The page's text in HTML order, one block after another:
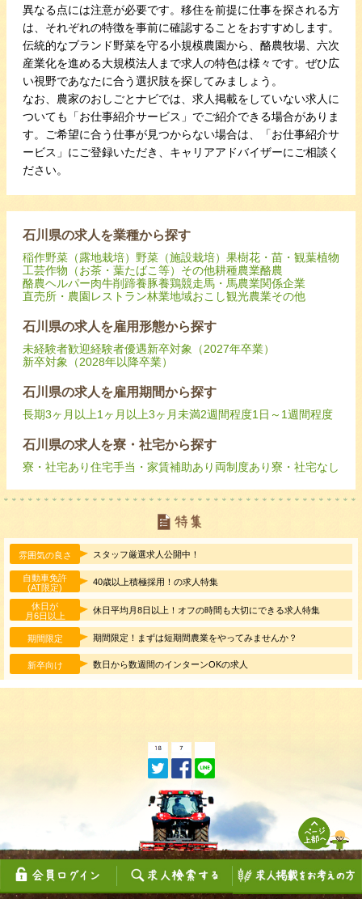
異なる点には注意が必要です。移住を前提に仕事を探される方
は、それぞれの特徴を事前に確認することをおすすめします。
伝統的なブランド野菜を守る小規模農園から、酪農牧場、六次
産業化を進める大規模法人まで求人の特色は様々です。ぜひ広
い視野であなたに合う選択肢を探してみましょう。
なお、農家のおしごとナビでは、求人掲載をしていない求人に
ついても「お仕事紹介サービス」でご紹介できる場合がありま
す。ご希望に合う仕事が見つからない場合は、「お仕事紹介サ
ービス」にご登録いただき、キャリアアドバイザーにご相談く
ださい。
石川県の求人を業種から探す
稲作野菜（露地栽培） 野菜（施設栽培） 果樹花・苗・観葉植物
工芸作物（お茶・葉たばこ等） その他耕種農業酪農
酪農ヘルパー肉牛削蹄養豚養鶏競走馬・馬農業関係企業
直売所・農園レストラン林業地域おこし観光農業その他
石川県の求人を雇用形態から探す
未経験者歓迎経験者優遇新卒対象（2027年卒業）
新卒対象（2028年以降卒業）
石川県の求人を雇用期間から探す
長期3ヶ月以上1ヶ月以上3ヶ月未満2週間程度1日～1週間程度
石川県の求人を寮・社宅から探す
寮・社宅あり住宅手当・家賃補助あり 両制度あり寮・社宅なし
雰囲気の良さ スタッフ厳選求人公開中！
自動車免許
(AT限定)
40歳以上積極採用！の求人特集
休日が
月6日以上
休日平均月8日以上！オフの時間も大切にできる求人特集
期間限定 期間限定！まずは短期間農業をやってみませんか？
新卒向け 数日から数週間のインターンOKの求人